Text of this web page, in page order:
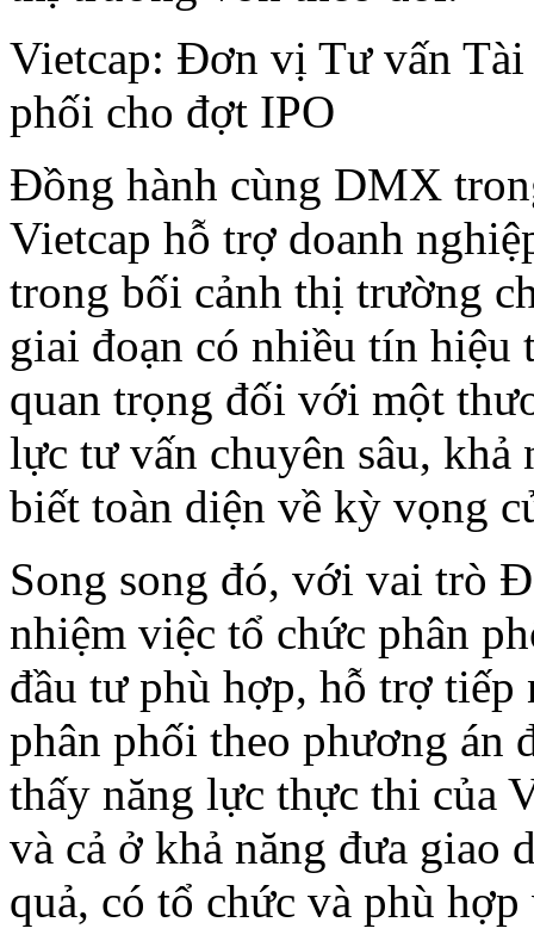
Vietcap: Đơn vị Tư vấn
phối cho đợt IPO
Đồng hành cùng DMX
Vietcap hỗ trợ doanh
trong bối cảnh thị trường
giai đoạn có nhiều tín
quan trọng đối với một
lực tư vấn chuyên sâu, khả
biết toàn diện về kỳ vọng
Song song đó, với vai trò
nhiệm việc tổ chức phân
đầu tư phù hợp, hỗ trợ tiếp
phân phối theo phương án
thấy năng lực thực thi của
và cả ở khả năng đưa giao
quả, có tổ chức và phù